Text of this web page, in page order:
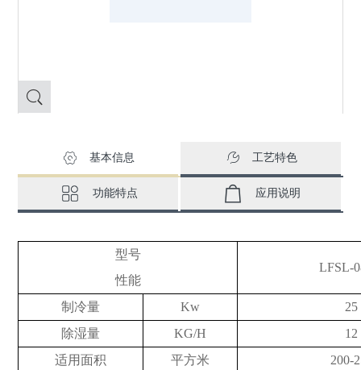
基本信息 工艺特色
功能特点 应用说明
型号
性能
LFSL-0
制冷量 Kw
25
除湿量
KG/H
12
适用面积
平方米 200-